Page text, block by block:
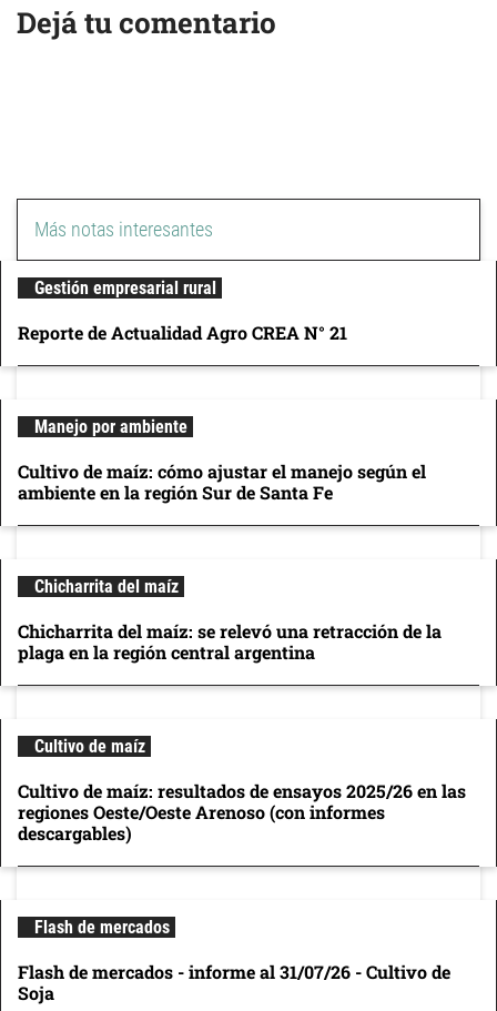
Dejá tu comentario
Más notas interesantes
Gestión empresarial rural
Reporte de Actualidad Agro CREA N° 21
Manejo por ambiente
Cultivo de maíz: cómo ajustar el manejo según el
ambiente en la región Sur de Santa Fe
Chicharrita del maíz
Chicharrita del maíz: se relevó una retracción de la
plaga en la región central argentina
Cultivo de maíz
Cultivo de maíz: resultados de ensayos 2025/26 en las
regiones Oeste/Oeste Arenoso (con informes
descargables)
Flash de mercados
Flash de mercados - informe al 31/07/26 - Cultivo de
Soja